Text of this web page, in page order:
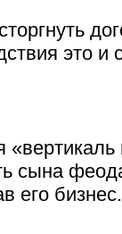
это и
сына
его